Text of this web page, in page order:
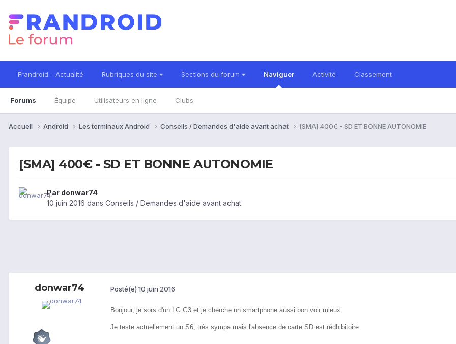
Frandroid - Actualité Rubriques du site Sections du forum Naviguer
Forums Équipe Utilisateurs en ligne Clubs
Activité Classement
Accueil Android Les terminaux Android Conseils / Demandes d'aide avant achat [SMA] 400€ - SD ET BONNE AUTONOMIE
[SMA] 400€ - SD ET BONNE AUTONOMIE
Par donwar74
10 juin 2016 dans Conseils / Demandes d'aide avant achat
donwar74 Posté(e) 10 juin 2016
Bonjour, je sors d'un LG G3 et je cherche un smartphone aussi bon voir mieux.
Je teste actuellement un S6, très sympa mais l'absence de carte SD est rédhibitoire